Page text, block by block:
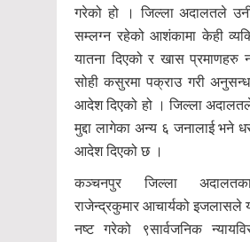
गरेको हो । जिल्ला अदालतले
सम्लग्न रहेको आशंकामा केही
यातना दिएको र खास प्रमाणहरु
सोही कसुरमा पक्राउ गरी
आदेश दिएको हो । जिल्ला
मुद्दा लागेका अन्य ६ जनालाई भने
आदेश दिएको छ ।
कञ्चनपुर जिल्ला
राजेन्द्रकुमार आचार्यको इजलासले
नष्ट गरेको ९सार्वजनिक